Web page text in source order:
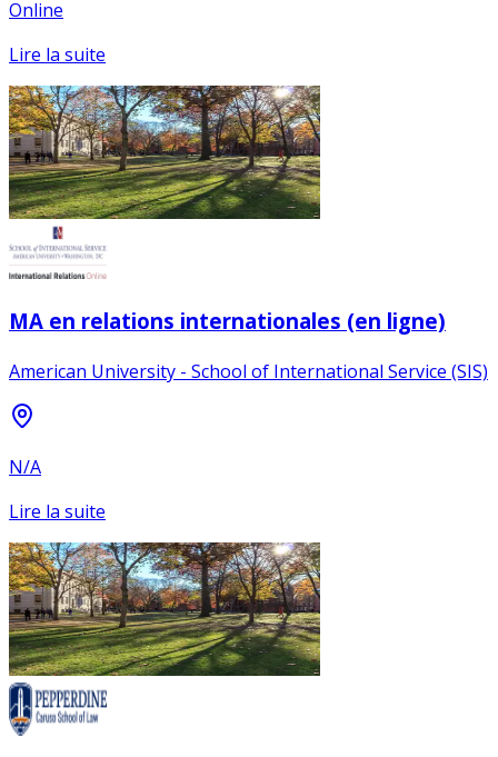
Online
Lire la suite
MA en relations internationales (en ligne)
American University - School of International Service (SIS)
N/A
Lire la suite